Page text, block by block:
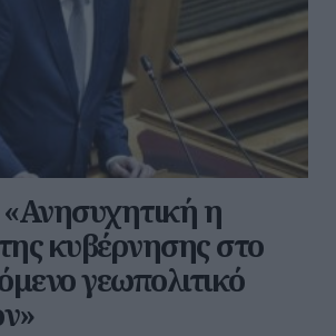
η
κυβέρνησης στο
γεωπολιτικό